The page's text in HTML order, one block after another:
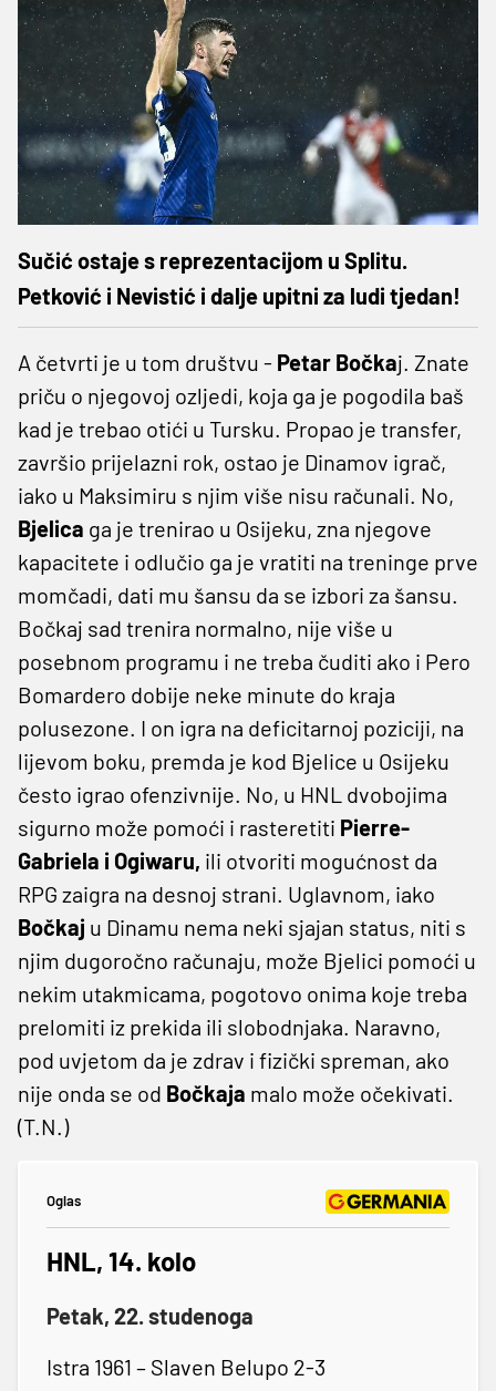
Sučić ostaje s reprezentacijom u Splitu.
Petković i Nevistić i dalje upitni za ludi tjedan!
A četvrti je u tom društvu - Petar Bočkaj. Znate
priču o njegovoj ozljedi, koja ga je pogodila baš
kad je trebao otići u Tursku. Propao je transfer,
završio prijelazni rok, ostao je Dinamov igrač,
iako u Maksimiru s njim više nisu računali. No,
Bjelica ga je trenirao u Osijeku, zna njegove
kapacitete i odlučio ga je vratiti na treninge prve
momčadi, dati mu šansu da se izbori za šansu.
Bočkaj sad trenira normalno, nije više u
posebnom programu i ne treba čuditi ako i Pero
Bomardero dobije neke minute do kraja
polusezone. I on igra na deficitarnoj poziciji, na
lijevom boku, premda je kod Bjelice u Osijeku
često igrao ofenzivnije. No, u HNL dvobojima
sigurno može pomoći i rasteretiti Pierre-
Gabriela i Ogiwaru, ili otvoriti mogućnost da
RPG zaigra na desnoj strani. Uglavnom, iako
Bočkaj u Dinamu nema neki sjajan status, niti s
njim dugoročno računaju, može Bjelici pomoći u
nekim utakmicama, pogotovo onima koje treba
prelomiti iz prekida ili slobodnjaka. Naravno,
pod uvjetom da je zdrav i fizički spreman, ako
nije onda se od Bočkaja malo može očekivati.
(T.N.)
Oglas
HNL, 14. kolo
Petak, 22. studenoga
Istra 1961 – Slaven Belupo 2-3